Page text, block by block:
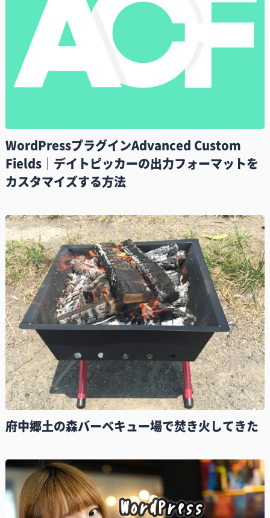
WordPressプラグインAdvanced Custom
Fields｜デイトピッカーの出力フォーマットを
カスタマイズする方法
府中郷土の森バーベキュー場で焚き火してきた